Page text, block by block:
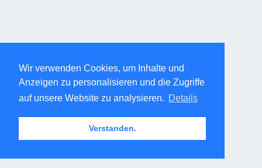
Wir verwenden Cookies, um Inhalte und
Anzeigen zu personalisieren und die Zugriffe
auf unsere Website zu analysieren. Details
Verstanden.